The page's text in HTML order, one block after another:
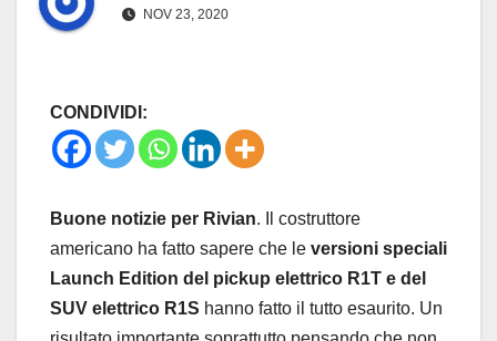
NOV 23, 2020
CONDIVIDI:
Buone notizie per Rivian. Il costruttore
americano ha fatto sapere che le versioni speciali
Launch Edition del pickup elettrico R1T e del
SUV elettrico R1S hanno fatto il tutto esaurito. Un